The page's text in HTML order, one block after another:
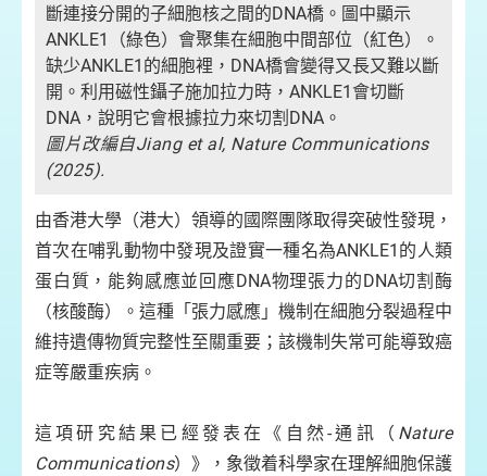
斷連接分開的子細胞核之間的DNA橋。圖中顯示
ANKLE1（綠色）會聚集在細胞中間部位（紅色）。
缺少ANKLE1的細胞裡，DNA橋會變得又長又難以斷
開。利用磁性鑷子施加拉力時，ANKLE1會切斷
DNA，說明它會根據拉力來切割DNA。
圖片改編自Jiang et al, Nature Communications
(2025).
由香港大學（港大）領導的國際團隊取得突破性發現，
首次在哺乳動物中發現及證實一種名為ANKLE1的人類
蛋白質，能夠感應並回應DNA物理張力的DNA切割酶
（核酸酶）。這種「張力感應」機制在細胞分裂過程中
維持遺傳物質完整性至關重要；該機制失常可能導致癌
症等嚴重疾病。
這項研究結果已經發表在《自然-通訊（ Nature
Communications）》，象徵着科學家在理解細胞保護